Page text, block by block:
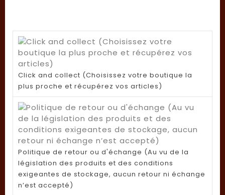
Click and collect (Choisissez votre boutique la
plus proche et récupérez vos articles)
Politique de retour ou d'échange (Au vu de la
législation des produits et des conditions
exigeantes de stockage, aucun retour ni échange
n’est accepté)